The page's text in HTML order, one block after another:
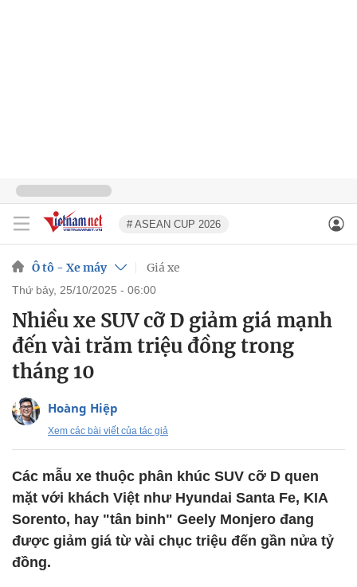
# ASEAN CUP 2026
Ô tô - Xe máy Giá xe
thứ bảy, 25/10/2025 - 06:00
Nhiều xe SUV cỡ D giảm giá mạnh
đến vài trăm triệu đồng trong
tháng 10
Hoàng Hiệp
Xem các bài viết của tác giả
Các mẫu xe thuộc phân khúc SUV cỡ D quen
mặt với khách Việt như Hyundai Santa Fe, KIA
Sorento, hay "tân binh" Geely Monjero đang
được giảm giá từ vài chục triệu đến gần nửa tỷ
đồng.